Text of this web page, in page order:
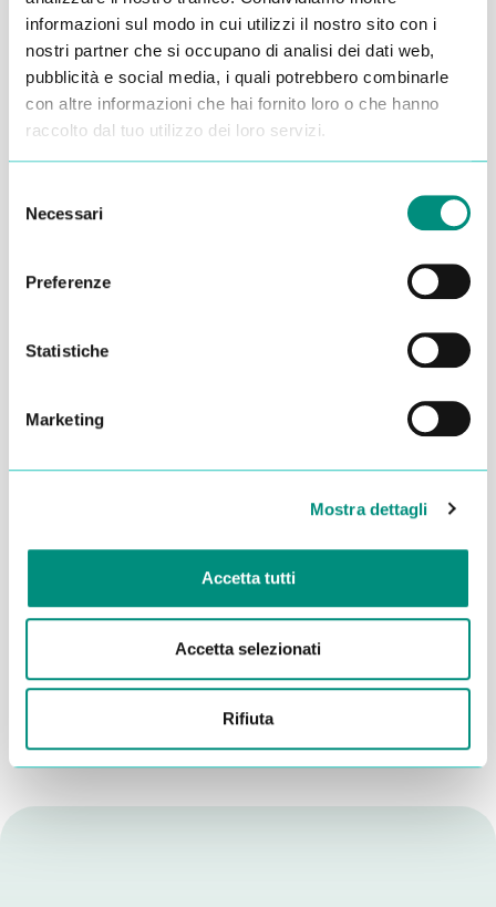
informazioni sul modo in cui utilizzi il nostro sito con i
nostri partner che si occupano di analisi dei dati web,
pubblicità e social media, i quali potrebbero combinarle
con altre informazioni che hai fornito loro o che hanno
raccolto dal tuo utilizzo dei loro servizi.
delNecessari
Preferenze
Statistiche
Marketing
Mostra dettagli
Accetta tutti
Accetta selezionati
Rifiuta
Inserisci i tuoi dati qui, ti ricontatteremo
entro 48 ore
trattamento dei miei dati per essere ricontattato
INVIA